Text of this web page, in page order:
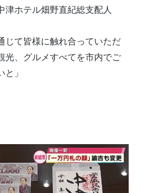
ホテル畑野直紀総支配人
じて皆様に触れ合っていただ
光、グルメすべてを市内でご
」